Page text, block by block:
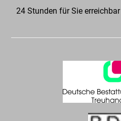
24 Stunden für Sie erreichbar